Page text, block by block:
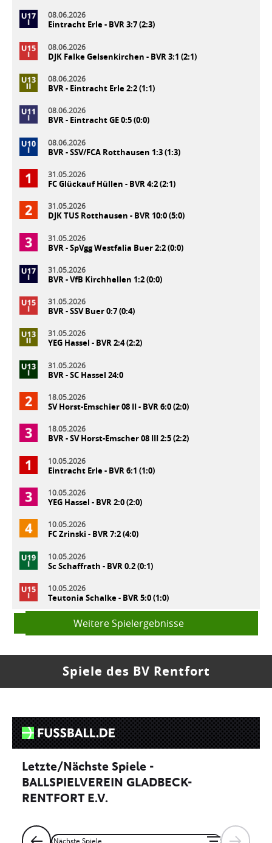
08.06.2026
Eintracht Erle - BVR 3:7 (2:3)
08.06.2026
DJK Falke Gelsenkirchen - BVR 3:1 (2:1)
08.06.2026
BVR - Eintracht Erle 2:2 (1:1)
08.06.2026
BVR - Eintracht GE 0:5 (0:0)
08.06.2026
BVR - SSV/FCA Rotthausen 1:3 (1:3)
31.05.2026
FC Glückauf Hüllen - BVR 4:2 (2:1)
31.05.2026
DJK TUS Rotthausen - BVR 10:0 (5:0)
31.05.2026
BVR - SpVgg Westfalia Buer 2:2 (0:0)
31.05.2026
BVR - VfB Kirchhellen 1:2 (0:0)
31.05.2026
BVR - SSV Buer 0:7 (0:4)
31.05.2026
YEG Hassel - BVR 2:4 (2:2)
31.05.2026
BVR - SC Hassel 24:0
18.05.2026
SV Horst-Emschier 08 II - BVR 6:0 (2:0)
18.05.2026
BVR - SV Horst-Emscher 08 III 2:5 (2:2)
10.05.2026
Eintracht Erle - BVR 6:1 (1:0)
10.05.2026
YEG Hassel - BVR 2:0 (2:0)
10.05.2026
FC Zrinski - BVR 7:2 (4:0)
10.05.2026
Sc Schaffrath - BVR 0.2 (0:1)
10.05.2026
Teutonia Schalke - BVR 5:0 (1:0)
Weitere Spielergebnisse
Spiele des BV Rentfort